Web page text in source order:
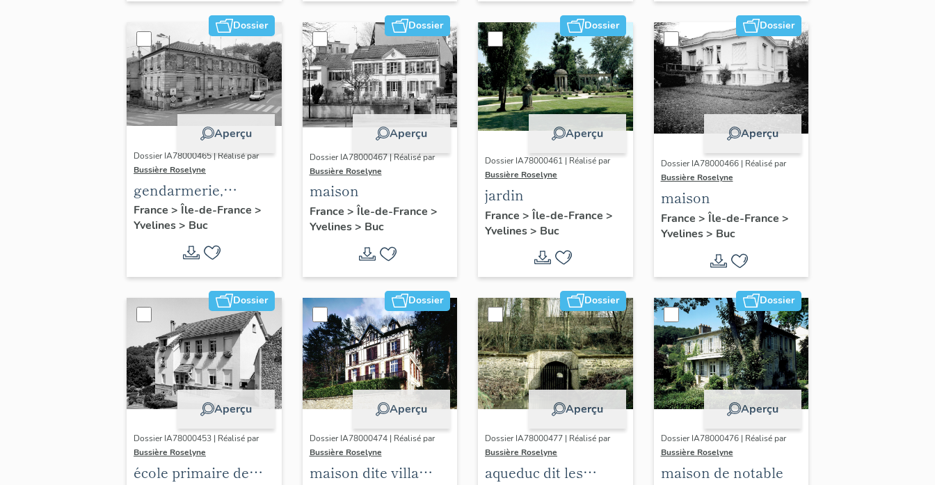
Dossier
Aperçu
Dossier IA78000465 | Réalisé par
Bussière Roselyne
gendarmerie,
actuellement
immeuble
France > Île-de-France >
Yvelines> Buc
Dossier
Aperçu
Dossier IA78000467 | Réalisé par
Bussière Roselyne
maison
France > Île-de-France >
Yvelines> Buc
Dossier
Aperçu
Dossier IA78000461 | Réalisé par
Bussière Roselyne
jardin
France > Île-de-France >
Yvelines> Buc
Dossier
Aperçu
Dossier IA78000466 | Réalisé par
Bussière Roselyne
maison
France > Île-de-France >
Yvelines> Buc
Dossier
Aperçu
Dossier IA78000453 | Réalisé par
Bussière Roselyne
école primaire de
Dossier
Aperçu
Dossier IA78000474 | Réalisé par
Bussière Roselyne
maison dite villa
Dossier
Aperçu
Dossier IA78000477 | Réalisé par
Bussière Roselyne
aqueduc dit les
Dossier
Aperçu
Dossier IA78000476 | Réalisé par
Bussière Roselyne
maison de notable